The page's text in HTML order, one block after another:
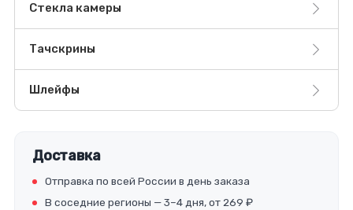
Стекла камеры
Тачскрины
Шлейфы
Доставка
Отправка по всей России в день заказа
В соседние регионы — 3–4 дня, от 269 ₽